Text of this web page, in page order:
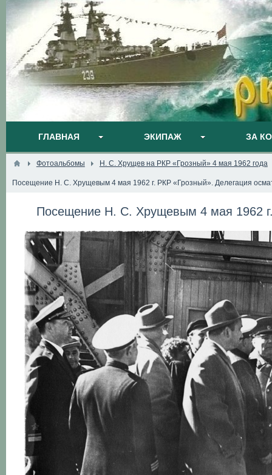
ГЛАВНАЯ ЭКИПАЖ ЗА
Фотоальбомы Н. С. Хрущев на РКР «Грозный» 4 мая 1962 года
Посещение Н. С. Хрущевым 4 мая 1962 г. РКР «Грозный». Делегация
Посещение Н. С. Хрущевым 4 мая 1962